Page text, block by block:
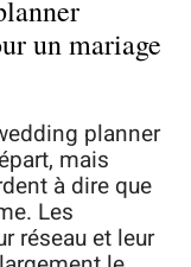
un mariage
planner
mais
à dire que
Les
réseau et leur